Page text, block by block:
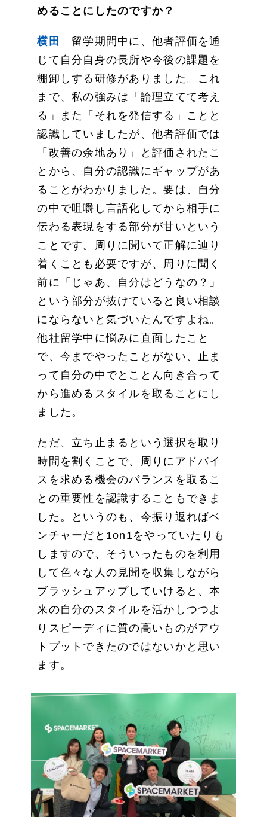
めることにしたのですか？
横田
留学期間中に、他者評価を通
じて自分自身の長所や今後の課題を
棚卸しする研修がありました。これ
まで、私の強みは「論理立てて考え
る」また「それを発信する」ことと
認識していましたが、他者評価では
「改善の余地あり」と評価されたこ
とから、自分の認識にギャップがあ
ることがわかりました。要は、自分
の中で咀嚼し言語化してから相手に
伝わる表現をする部分が甘いという
ことです。周りに聞いて正解に辿り
着くことも必要ですが、周りに聞く
前に「じゃあ、自分はどうなの？」
という部分が抜けていると良い相談
にならないと気づいたんですよね。
他社留学中に悩みに直面したこと
で、今までやったことがない、止ま
って自分の中でとことん向き合って
から進めるスタイルを取ることにし
ました。
ただ、立ち止まるという選択を取り
時間を割くことで、周りにアドバイ
スを求める機会のバランスを取るこ
との重要性を認識することもできま
した。というのも、今振り返ればベ
ンチャーだと1on1をやっていたりも
しますので、そういったものを利用
して色々な人の見聞を収集しながら
ブラッシュアップしていけると、本
来の自分のスタイルを活かしつつよ
りスピーディに質の高いものがアウ
トプットできたのではないかと思い
ます。